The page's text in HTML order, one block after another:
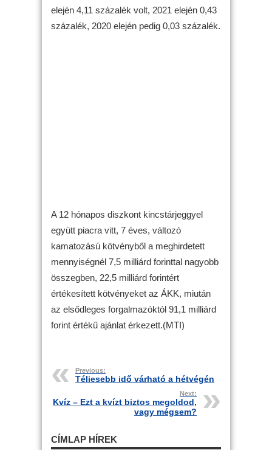
elején 4,11 százalék volt, 2021 elején 0,43
százalék, 2020 elején pedig 0,03 százalék.
A 12 hónapos diszkont kincstárjeggyel
együtt piacra vitt, 7 éves, változó
kamatozású kötvényből a meghirdetett
mennyiségnél 7,5 milliárd forinttal nagyobb
összegben, 22,5 milliárd forintért
értékesített kötvényeket az ÁKK, miután
az elsődleges forgalmazóktól 91,1 milliárd
forint értékű ajánlat érkezett.(MTI)
Previous:
Téliesebb idő várható a hétvégén
Next:
Kvíz – Ezt a kvízt biztos megoldod,
vagy mégsem?
CÍMLAP HÍREK